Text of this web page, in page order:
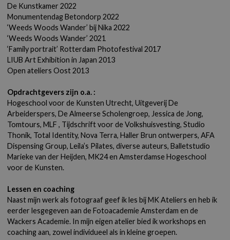
De Kunstkamer 2022
Monumentendag Betondorp 2022
‘Weeds Woods Wander’ bij Nika 2022
‘Weeds Woods Wander’ 2021
‘Family portrait’ Rotterdam Photofestival 2017
LIUBArt Exhibition in Japan 2013
Open ateliers Oost 2013
Opdrachtgevers zijn o.a. :
Hogeschool voor de Kunsten Utrecht, Uitgeverij De
Arbeiderspers, De Almeerse Scholengroep, Jessica de Jong,
Tomtours,MLF, Tijdschrift voor de Volkshuisvesting, Studio
Thonik, Total Identity, Nova Terra, Haller Brun ontwerpers,AFA
Dispensing Group, Leila’s Pilates, diverse auteurs, Balletstudio
Marieke van der Heijden,MK24en Amsterdamse Hogeschool
voor de Kunsten.
Lessen en coaching
Naast mijn werk als fotograaf geef ik les bijMKAteliers en heb ik
eerder lesgegeven aan de Fotoacademie Amsterdam en de
Wackers Academie. In mijn eigen atelier bied ik workshops en
coaching aan, zowel individueel als in kleine groepen.